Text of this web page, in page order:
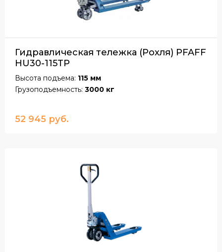
Гидравлическая тележка (Рохля) PFAFF
HU30-115TP
Высота подъема: 115 мм
Грузоподъемность: 3000 кг
52 945 руб.